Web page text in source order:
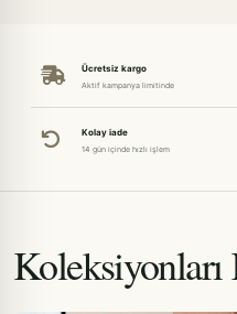
Ücretsiz kargo
Aktif kampanya limitinde
Kolay iade
14 gün içinde hızlı işlem
Koleksiyonları